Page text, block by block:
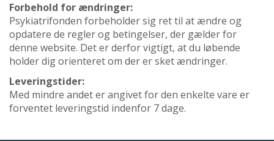
Forbehold for ændringer:
Psykiatrifonden forbeholder sig ret til at ændre og
opdatere de regler og betingelser, der gælder for
denne website. Det er derfor vigtigt, at du løbende
holder dig orienteret om der er sket ændringer.
Leveringstider:
Med mindre andet er angivet for den enkelte vare er
forventet leveringstid indenfor 7 dage.